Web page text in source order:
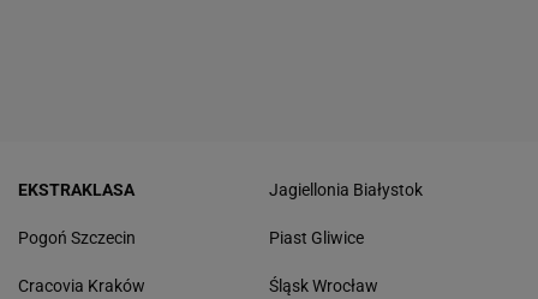
EKSTRAKLASA
Pogoń Szczecin
Cracovia Kraków
Jagiellonia Białystok
Piast Gliwice
Śląsk Wrocław